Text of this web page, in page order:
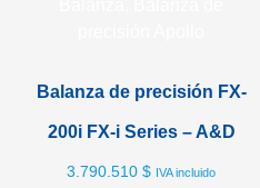
Balanza de precisión FX-
200i FX-i Series – A&D
3.790.510 $ IVA incluido